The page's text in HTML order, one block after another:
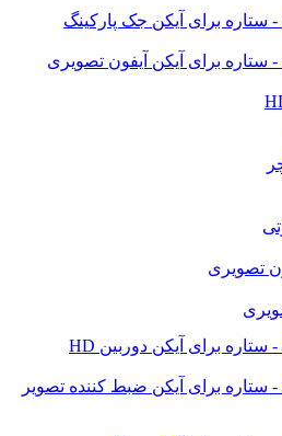
جک پارکینگ
آیفون تصویری
تصویری
دوربین HD
ضبط کننده تصویر